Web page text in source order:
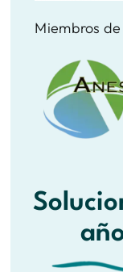
Miembros de